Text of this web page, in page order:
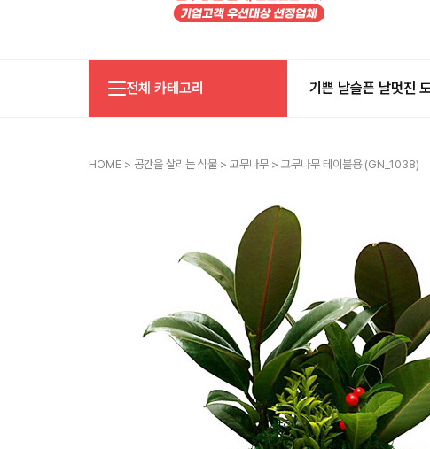
전체 카테고리 기쁜 날슬픈 날멋진
HOME > 공간을 살리는 식물 > 고무나무 > 고무나무 테이블용 (GN_1038)